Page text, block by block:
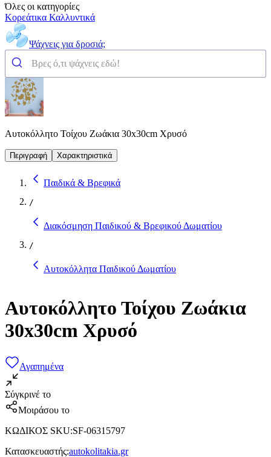
Όλες οι κατηγορίες
Κορεάτικα Καλλυντικά
Ψάχνεις για δροσιά;
Αυτοκόλλητο Τοίχου Ζωάκια 30x30cm Χρυσό
Περιγραφή Χαρακτηριστικά
Παιδικά & Βρεφικά
/
Διακόσμηση Παιδικού & Βρεφικού Δωματίου
/
Αυτοκόλλητα Παιδικού Δωματίου
Αυτοκόλλητο Τοίχου Ζωάκια
30x30cm Χρυσό
Αγαπημένα
Σύγκρινέ το
Μοιράσου το
ΚΩΔΙΚΟΣ SKU:SF-06315797
Κατασκευαστής:autokolitakia.gr